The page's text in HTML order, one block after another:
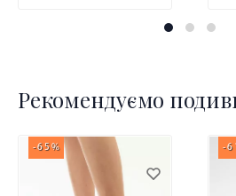
Рекомендуємо
-65% -